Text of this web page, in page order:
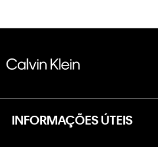
INFORMAÇÕES ÚTEIS